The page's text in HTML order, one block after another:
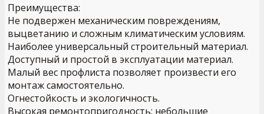
Преимущества:
Не подвержен механическим повреждениям,
выцветанию и сложным климатическим условиям.
Наиболее универсальный строительный материал.
Доступный и простой в эксплуатации материал.
Малый вес профлиста позволяет произвести его
монтаж самостоятельно.
Огнестойкость и экологичность.
Высокая ремонтопригодность: небольшие